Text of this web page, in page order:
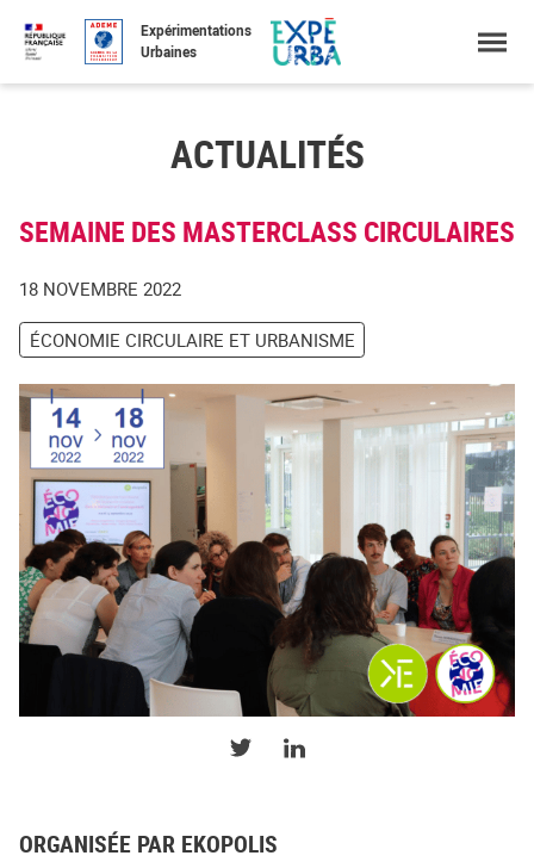
contenu
une
recherche
Expérimentations
Urbaines
ACTUALITÉS
SEMAINE DES MASTERCLASS CIRCULAIRES
18 NOVEMBRE 2022
ÉCONOMIE CIRCULAIRE ET URBANISME
PARTAGER SUR TWITTER
PARTAGER SUR LINKEDIN
ORGANISÉE PAR EKOPOLIS